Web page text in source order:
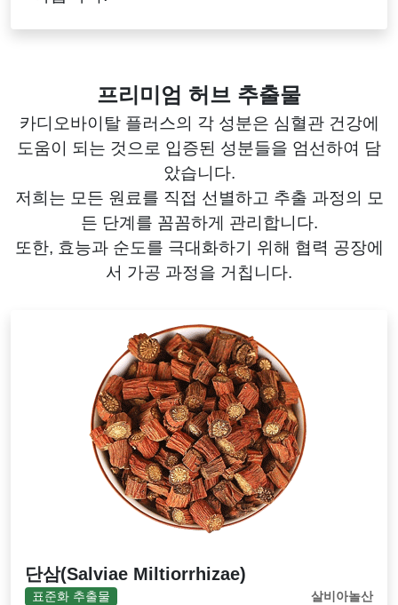
프리미엄 허브 추출물
카디오바이탈 플러스의 각 성분은 심혈관 건강에
도움이 되는 것으로 입증된 성분들을 엄선하여 담
았습니다.
저희는 모든 원료를 직접 선별하고 추출 과정의 모
든 단계를 꼼꼼하게 관리합니다.
또한, 효능과 순도를 극대화하기 위해 협력 공장에
서 가공 과정을 거칩니다.
단삼(Salviae Miltiorrhizae)
표준화 추출물 살비아놀산